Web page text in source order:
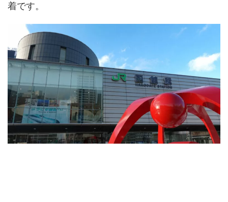
着です。